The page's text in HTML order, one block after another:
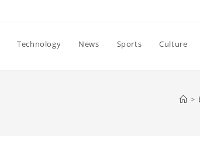
Technology News Sports Culture
>